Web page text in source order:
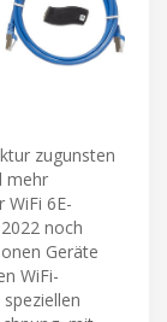
zugunsten
mehr
WiFi 6E-
noch
Geräte
WiFi-